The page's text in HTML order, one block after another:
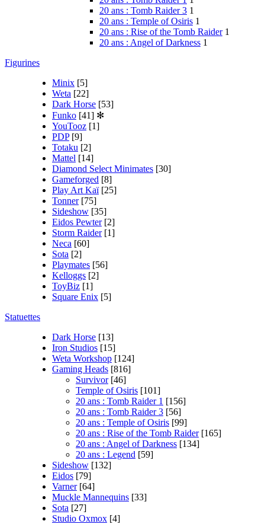
20 ans : Tomb Raider 3 1
20 ans : Temple of Osiris 1
20 ans : Rise of the Tomb Raider 1
20 ans : Angel of Darkness 1
Figurines
Minix [5]
Weta [22]
Dark Horse [53]
Funko [41] ✻
YouTooz [1]
PDP [9]
Totaku [2]
Mattel [14]
Diamond Select Minimates [30]
Gameforged [8]
Play Art Kaï [25]
Tonner [75]
Sideshow [35]
Eidos Pewter [2]
Storm Raider [1]
Neca [60]
Sota [2]
Playmates [56]
Kelloggs [2]
ToyBiz [1]
Square Enix [5]
Statuettes
Dark Horse [13]
Iron Studios [15]
Weta Workshop [124]
Gaming Heads [816]
Survivor [46]
Temple of Osiris [101]
20 ans : Tomb Raider 1 [156]
20 ans : Tomb Raider 3 [56]
20 ans : Temple of Osiris [99]
20 ans : Rise of the Tomb Raider [165]
20 ans : Angel of Darkness [134]
20 ans : Legend [59]
Sideshow [132]
Eidos [79]
Varner [64]
Muckle Mannequins [33]
Sota [27]
Studio Oxmox [4]